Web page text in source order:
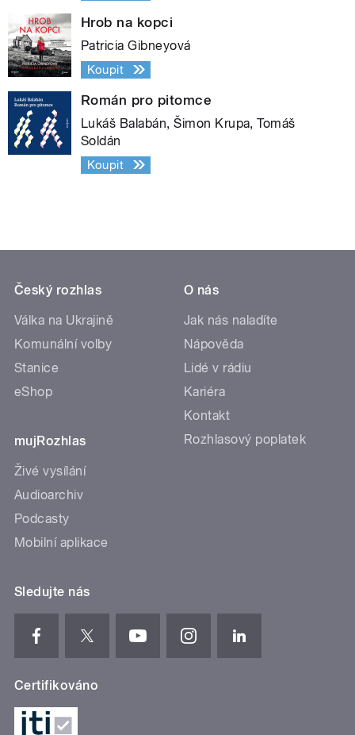
Hrob na kopci
Patricia Gibneyová
Koupit
Román pro pitomce
Lukáš Balabán, Šimon Krupa, Tomáš
Soldán
Koupit
Český rozhlas
Válka na Ukrajině
Komunální volby
Stanice
eShop
mujRozhlas
Živé vysílání
Audioarchiv
Podcasty
Mobilní aplikace
O nás
Jak nás naladíte
Nápověda
Lidé v rádiu
Kariéra
Kontakt
Rozhlasový poplatek
Sledujte nás
Certifikováno